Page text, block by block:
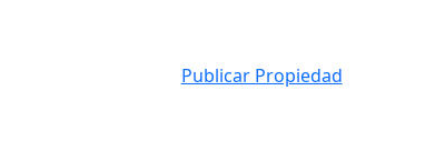
Publicar Propiedad